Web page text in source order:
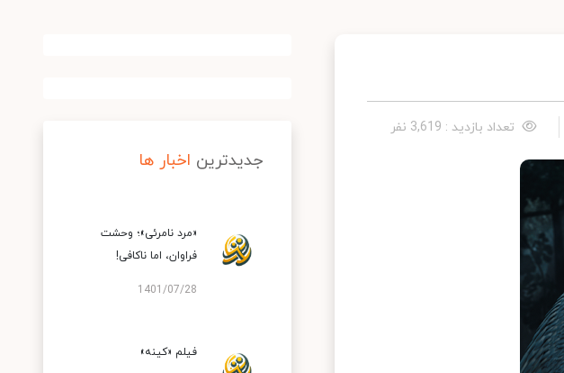
تعداد بازدید : 3,619 نفر
جدیدترین اخبار ها
«مرد نامرئی»؛ وحشت
فراوان، اما ناکافی!
1401/07/28
فیلم «کینه»